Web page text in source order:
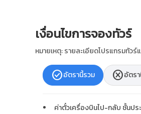
เงื่อนไขการจองทัวร์
หมายเหตุ: รายละเอียดโปรแกรมทัว
check_circleอัตรานี้รวม cancelอัตร
ค่าตั๋วเครื่องบินไป-กลับ ชั้นปร